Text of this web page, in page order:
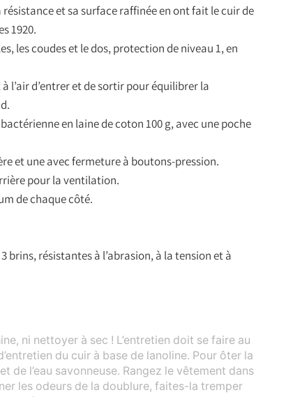
et sa surface raffinée en ont fait le cuir de
1920.
les coudes et le dos, protection de niveau 1, en
l’air d’entrer et de sortir pour équilibrer la
en laine de coton 100 g, avec une poche
et une avec fermeture à boutons-pression.
pour la ventilation.
de chaque côté.
brins, résistantes à l’abrasion, à la tension et à
ni nettoyer à sec ! L’entretien doit se faire au
du cuir à base de lanoline. Pour ôter la
de l’eau savonneuse. Rangez le vêtement dans
les odeurs de la doublure, faites-la tremper